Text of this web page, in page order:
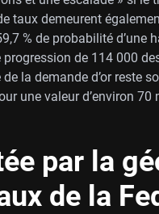
taux demeurent
% de probabilité d’une
de 114 000
la demande d’or reste
une valeur d’environ
par la
de la